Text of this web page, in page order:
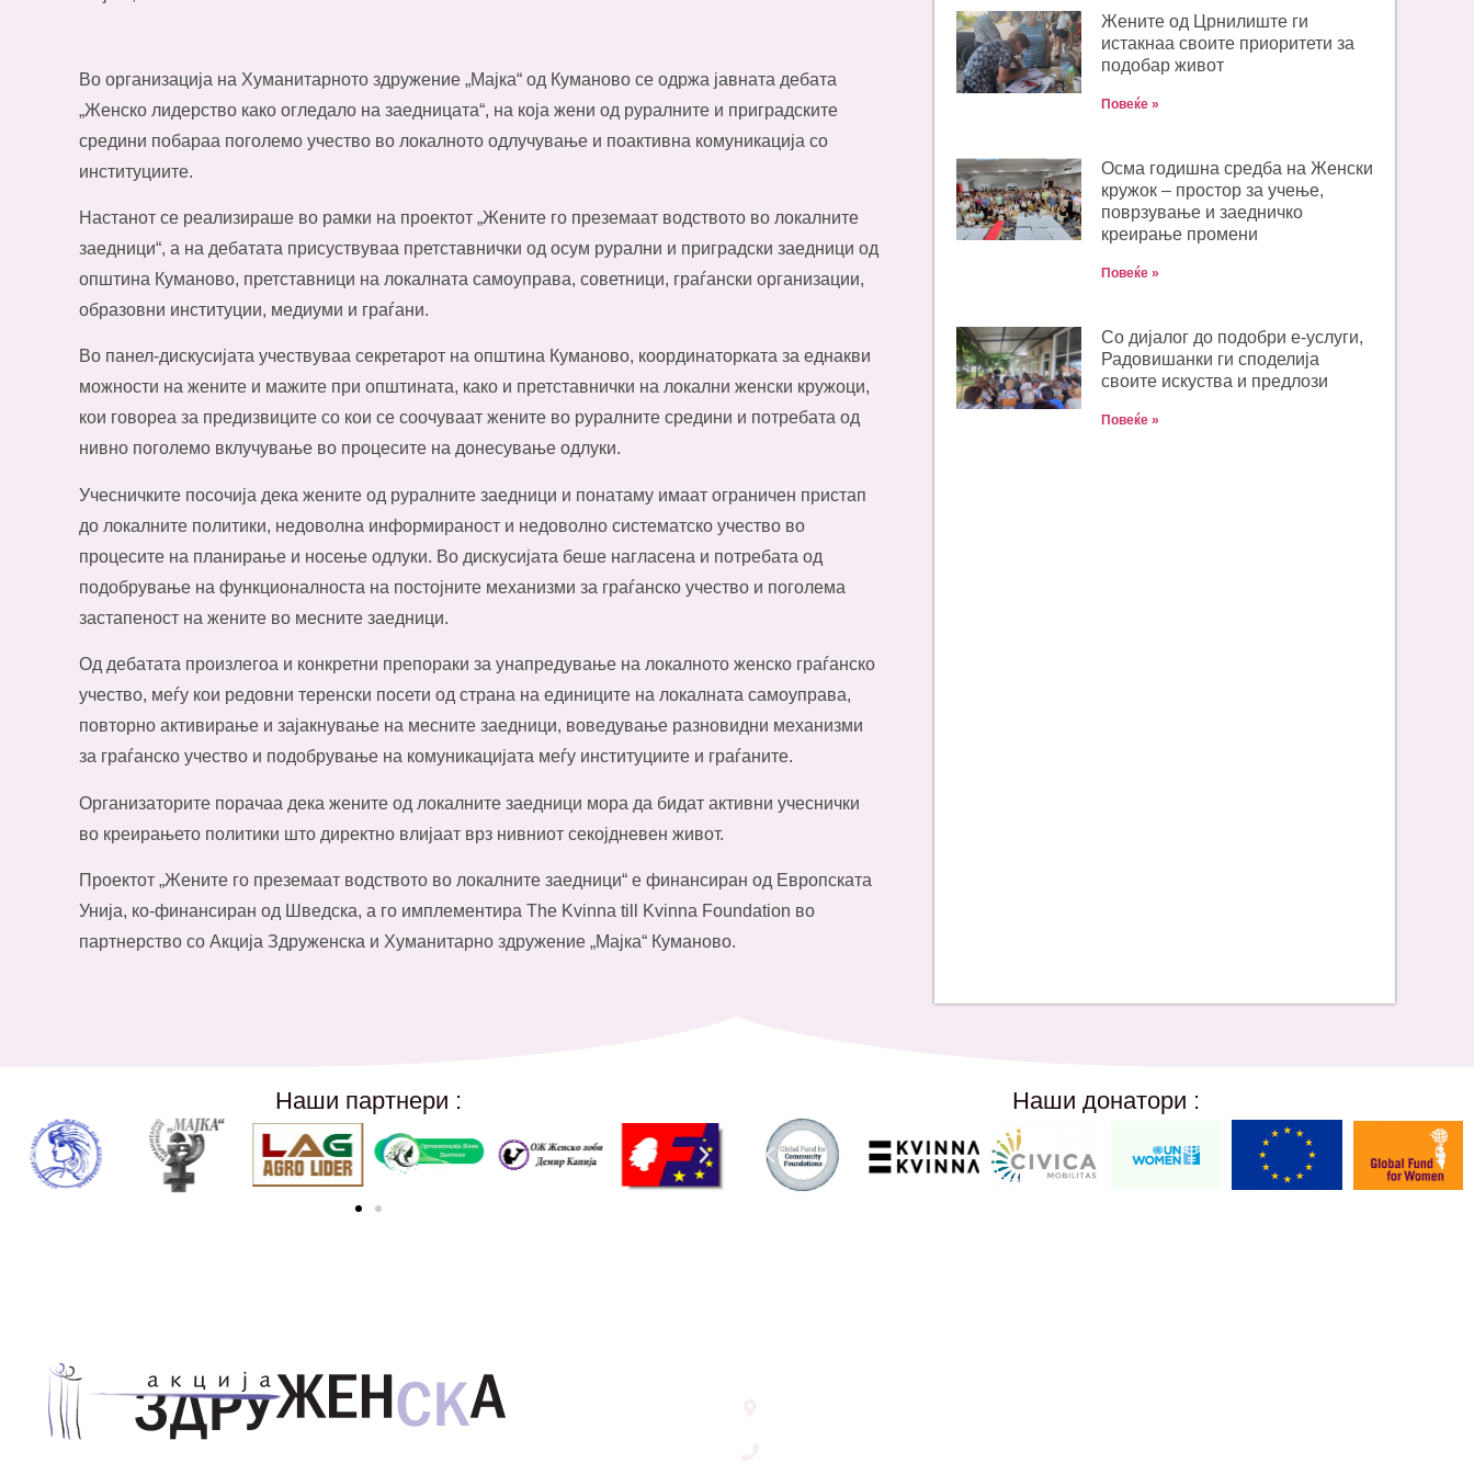
Во oрганизација на Хуманитарното здружение „Мајка“ од Куманово се одржа јавната дебата
„Женско лидерство како огледало на заедницата“, на која жени од руралните и приградските
средини побараа поголемо учество во локалното одлучување и поактивна комуникација со
институциите.
Настанот се реализираше во рамки на проектот „Жените го преземаат водството во локалните
заедници“, а на дебатата присуствуваа претставнички од осум рурални и приградски заедници од
општина Куманово, претставници на локалната самоуправа, советници, граѓански организации,
образовни институции, медиуми и граѓани.
Во панел-дискусијата учествуваа секретарот на општина Куманово, координаторката за еднакви
можности на жените и мажите при општината, како и претставнички на локални женски кружоци,
кои говореа за предизвиците со кои се соочуваат жените во руралните средини и потребата од
нивно поголемо вклучување во процесите на донесување одлуки.
Учесничките посочија дека жените од руралните заедници и понатаму имаат ограничен пристап
до локалните политики, недоволна информираност и недоволно систематско учество во
процесите на планирање и носење одлуки. Во дискусијата беше нагласена и потребата од
подобрување на функционалноста на постојните механизми за граѓанско учество и поголема
застапеност на жените во месните заедници.
Од дебатата произлегоа и конкретни препораки за унапредување на локалното женско граѓанско
учество, меѓу кои редовни теренски посети од страна на единиците на локалната самоуправа,
повторно активирање и зајакнување на месните заедници, воведување разновидни механизми
за граѓанско учество и подобрување на комуникацијата меѓу институциите и граѓаните.
Организаторите порачаа дека жените од локалните заедници мора да бидат активни учеснички
во креирањето политики што директно влијаат врз нивниот секојдневен живот.
Проектот „Жените го преземаат водството во локалните заедници“ е финансиран од Европската
Унија, ко-финансиран од Шведска, а го имплементира The Kvinna till Kvinna Foundation во
партнерство со Акција Здруженска и Хуманитарно здружение „Мајка“ Куманово.
Жените од Црнилиште ги
истакнаа своите приоритети за
подобар живот
Повеќе »
Oсма годишна средба на Женски
кружок – простор за учење,
поврзување и заедничко
креирање промени
Повеќе »
Со дијалог до подобри е-услуги,
Радовишанки ги споделија
своите искуства и предлози
Повеќе »
Наши партнери : Наши донатори :